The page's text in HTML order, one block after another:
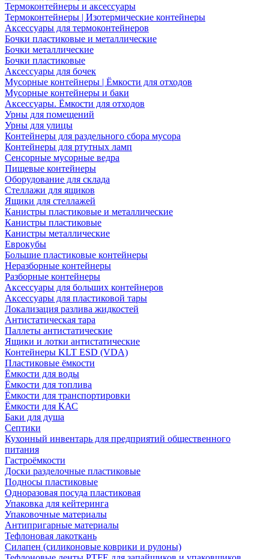
Термоконтейнеры и аксессуары
Термоконтейнеры | Изотермические контейнеры
Аксессуары для термоконтейнеров
Бочки пластиковые и металлические
Бочки металлические
Бочки пластиковые
Аксессуары для бочек
Мусорные контейнеры | Ёмкости для отходов
Мусорные контейнеры и баки
Аксессуары. Ёмкости для отходов
Урны для помещений
Урны для улицы
Контейнеры для раздельного сбора мусора
Контейнеры для ртутных ламп
Сенсорные мусорные ведра
Пищевые контейнеры
Оборудование для склада
Стеллажи для ящиков
Ящики для стеллажей
Канистры пластиковые и металлические
Канистры пластиковые
Канистры металлические
Еврокубы
Большие пластиковые контейнеры
Неразборные контейнеры
Разборные контейнеры
Аксессуары для больших контейнеров
Аксессуары для пластиковой тары
Локализация разлива жидкостей
Антистатическая тара
Паллеты антистатические
Ящики и лотки антистатические
Контейнеры KLT ESD (VDA)
Пластиковые ёмкости
Ёмкости для воды
Ёмкости для топлива
Ёмкости для транспортировки
Ёмкости для КАС
Баки для душа
Септики
Кухонный инвентарь для предприятий общественного
питания
Гастроёмкости
Доски разделочные пластиковые
Подносы пластиковые
Одноразовая посуда пластиковая
Упаковка для кейтеринга
Упаковочные материалы
Антипригарные материалы
Тефлоновая лакоткань
Силапен (силиконовые коврики и рулоны)